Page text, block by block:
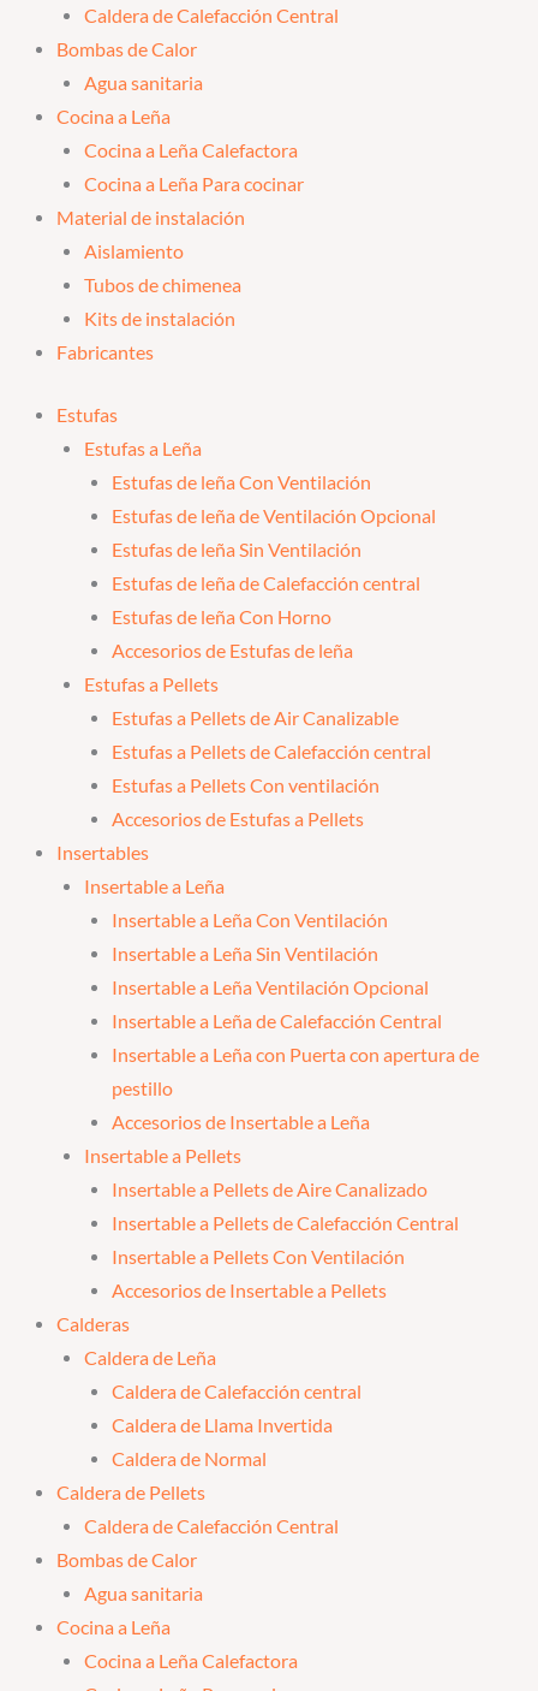
Caldera de Calefacción Central
Bombas de Calor
Agua sanitaria
Cocina a Leña
Cocina a Leña Calefactora
Cocina a Leña Para cocinar
Material de instalación
Aislamiento
Tubos de chimenea
Kits de instalación
Fabricantes
Estufas
Estufas a Leña
Estufas de leña Con Ventilación
Estufas de leña de Ventilación Opcional
Estufas de leña Sin Ventilación
Estufas de leña de Calefacción central
Estufas de leña Con Horno
Accesorios de Estufas de leña
Estufas a Pellets
Estufas a Pellets de Air Canalizable
Estufas a Pellets de Calefacción central
Estufas a Pellets Con ventilación
Accesorios de Estufas a Pellets
Insertables
Insertable a Leña
Insertable a Leña Con Ventilación
Insertable a Leña Sin Ventilación
Insertable a Leña Ventilación Opcional
Insertable a Leña de Calefacción Central
Insertable a Leña con Puerta con apertura de
pestillo
Accesorios de Insertable a Leña
Insertable a Pellets
Insertable a Pellets de Aire Canalizado
Insertable a Pellets de Calefacción Central
Insertable a Pellets Con Ventilación
Accesorios de Insertable a Pellets
Calderas
Caldera de Leña
Caldera de Calefacción central
Caldera de Llama Invertida
Caldera de Normal
Caldera de Pellets
Caldera de Calefacción Central
Bombas de Calor
Agua sanitaria
Cocina a Leña
Cocina a Leña Calefactora